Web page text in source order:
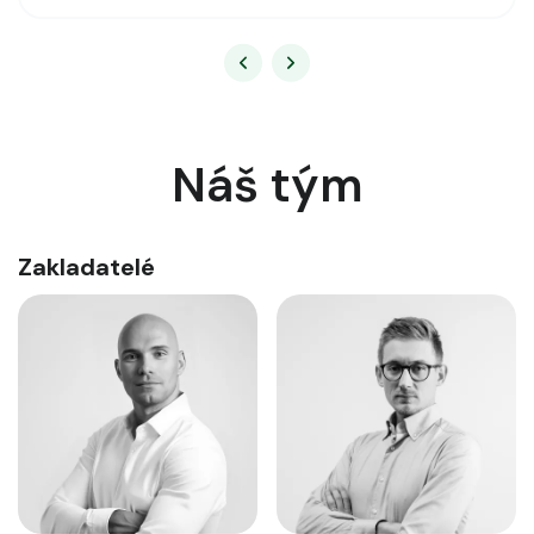
Náš tým
Zakladatelé